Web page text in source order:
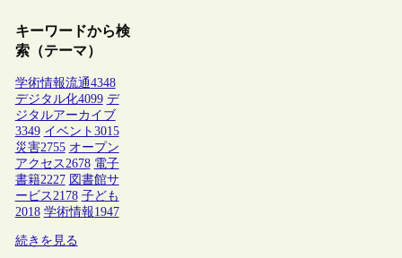
キーワードから検
索（テーマ）
学術情報流通4348
デジタル化4099 デ
ジタルアーカイブ
3349 イベント 3015
災害2755 オープン
アクセス2678 電子
書籍2227 図書館サ
ービス2178 子ども
2018 学術情報1947
続きを見る